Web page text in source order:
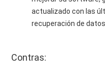
actualizado con las
recuperación de datos.
Contras: